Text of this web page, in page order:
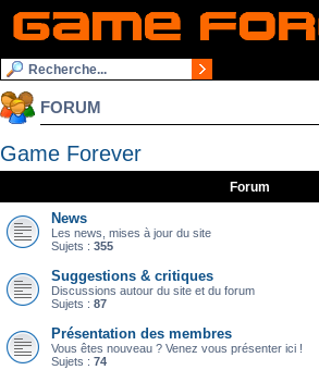
FORUM
Game Forever
Forum
News
Les news, mises à jour du site
Sujets : 355
Suggestions & critiques
Discussions autour du site et du forum
Sujets : 87
Présentation des membres
Vous êtes nouveau ? Venez vous présenter ici !
Sujets : 74